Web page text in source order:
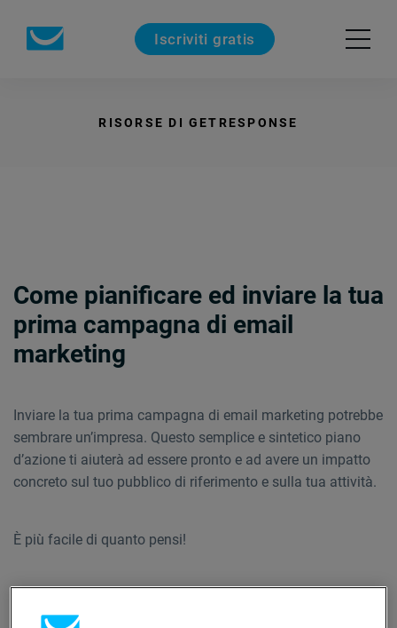
Iscriviti gratis
RISORSE DI GETRESPONSE
Come pianificare ed inviare la tua
prima campagna di email
marketing
Inviare la tua prima campagna di email marketing potrebbe
sembrare un’impresa. Questo semplice e sintetico piano
d’azione ti aiuterà ad essere pronto e ad avere un impatto
concreto sul tuo pubblico di riferimento e sulla tua attività.
È più facile di quanto pensi!
campagna di email marketing efficace in grado di produrre